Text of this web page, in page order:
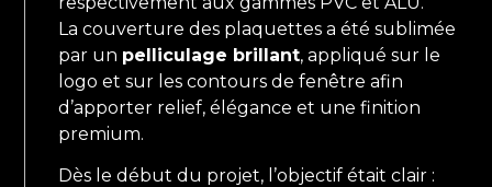
La couverture des plaquettes a été sublimée
par un pelliculage brillant, appliqué sur le
logo et sur les contours de fenêtre afin
d’apporter relief, élégance et une finition
premium.
Dès le début du projet, l’objectif était clair :